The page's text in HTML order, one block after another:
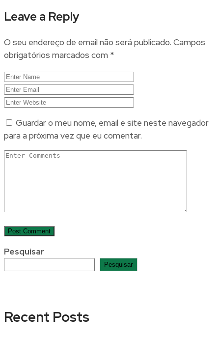
Leave a Reply
O seu endereço de email não será publicado. Campos
obrigatórios marcados com *
Guardar o meu nome, email e site neste navegador
para a próxima vez que eu comentar.
Pesquisar
Pesquisar
Recent Posts